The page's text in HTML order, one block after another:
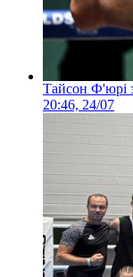
Тайсон Ф'юрі
20:46, 24/07